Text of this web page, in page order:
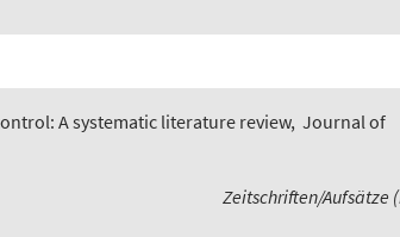
A systematic literature review, Journal of
Zeitschriften/Aufsätze